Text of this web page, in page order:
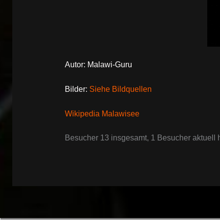
Autor: Malawi-Guru
Bilder: Siehe Bildquellen
Wikipedia Malawisee
Besucher 13 insgesamt, 1 Besucher aktuell